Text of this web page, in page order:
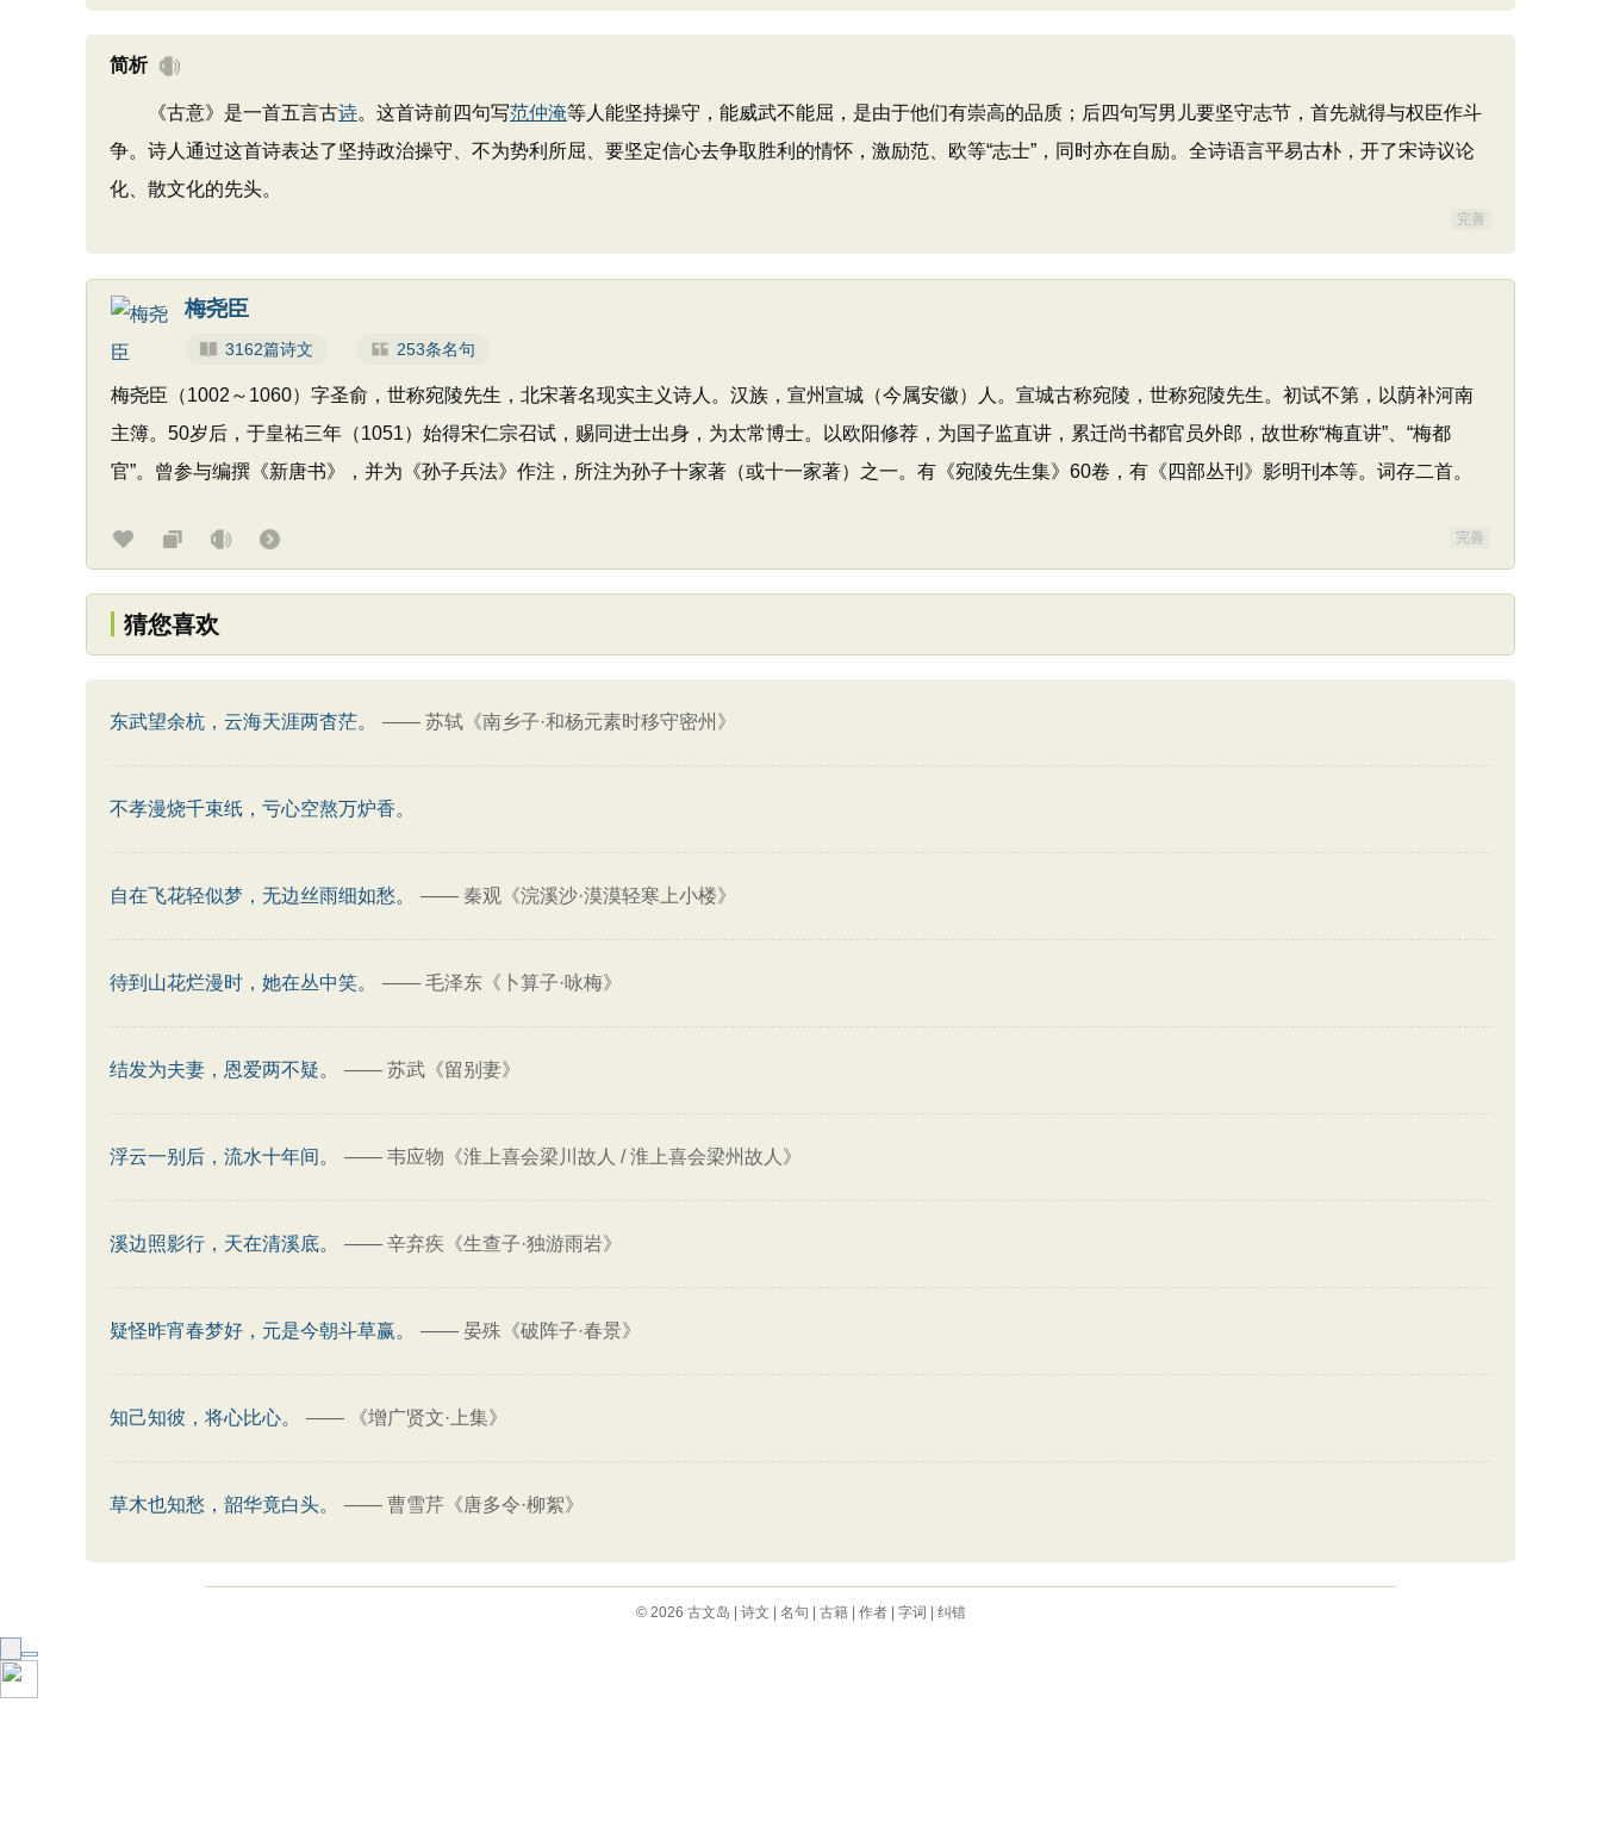
简析
《古意》是一首五言古诗。这首诗前四句写范仲淹等人能坚持操守，能威武不能屈，是由于他们有崇高的品质；后四句写男儿要坚守志节，首先就得与权臣作斗
争。诗人通过这首诗表达了坚持政治操守、不为势利所屈、要坚定信心去争取胜利的情怀，激励范、欧等“志士”，同时亦在自励。全诗语言平易古朴，开了宋诗议论
化、散文化的先头。
完善
梅尧臣
3162篇诗文 253条名句
梅尧臣（1002～1060）字圣俞，世称宛陵先生，北宋著名现实主义诗人。汉族，宣州宣城（今属安徽）人。宣城古称宛陵，世称宛陵先生。初试不第，以荫补河南
主簿。50岁后，于皇祐三年（1051）始得宋仁宗召试，赐同进士出身，为太常博士。以欧阳修荐，为国子监直讲，累迁尚书都官员外郎，故世称“梅直讲”、“梅都
官”。曾参与编撰《新唐书》，并为《孙子兵法》作注，所注为孙子十家著（或十一家著）之一。有《宛陵先生集》60卷，有《四部丛刊》影明刊本等。词存二首。
完善
猜您喜欢
东武望余杭，云海天涯两杳茫。 —— 苏轼《南乡子·和杨元素时移守密州》
不孝漫烧千束纸，亏心空熬万炉香。
自在飞花轻似梦，无边丝雨细如愁。 —— 秦观《浣溪沙·漠漠轻寒上小楼》
待到山花烂漫时，她在丛中笑。 —— 毛泽东《卜算子·咏梅》
结发为夫妻，恩爱两不疑。 —— 苏武《留别妻》
浮云一别后，流水十年间。 —— 韦应物《淮上喜会梁川故人 / 淮上喜会梁州故人》
溪边照影行，天在清溪底。 —— 辛弃疾《生查子·独游雨岩》
疑怪昨宵春梦好，元是今朝斗草赢。 —— 晏殊《破阵子·春景》
知己知彼，将心比心。 —— 《增广贤文·上集》
草木也知愁，韶华竟白头。 —— 曹雪芹《唐多令·柳絮》
© 2026 古文岛 诗文 名句 古籍| 作者| 字词 纠错